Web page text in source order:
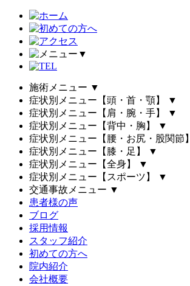
▼
施術メニュー ▼
症状別メニュー【頭・首・顎】
▼
症状別メニュー【肩・腕・手】
▼
症状別メニュー【背中・胸】
▼
症状別メニュー【腰・お尻・股関節】
症状別メニュー【膝・足】
▼
症状別メニュー【全身】
▼
症状別メニュー【スポーツ】
▼
交通事故メニュー ▼
患者様の声
ブログ
採用情報
スタッフ紹介
初めての方へ
院内紹介
会社概要